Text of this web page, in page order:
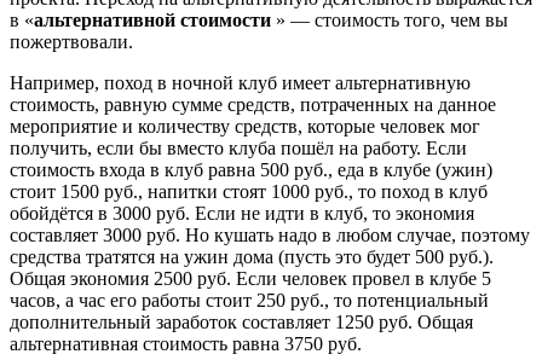
в «альтернативной стоимости » — стоимость того, чем вы
пожертвовали.
Например, поход в ночной клуб имеет альтернативную
стоимость, равную сумме средств, потраченных на данное
мероприятие и количеству средств, которые человек мог
получить, если бы вместо клуба пошёл на работу. Если
стоимость входа в клуб равна 500 руб., еда в клубе (ужин)
стоит 1500 руб., напитки стоят 1000 руб., то поход в клуб
обойдётся в 3000 руб. Если не идти в клуб, то экономия
составляет 3000 руб. Но кушать надо в любом случае, поэтому
средства тратятся на ужин дома (пусть это будет 500 руб.).
Общая экономия 2500 руб. Если человек провел в клубе 5
часов, а час его работы стоит 250 руб., то потенциальный
дополнительный заработок составляет 1250 руб. Общая
альтернативная стоимость равна 3750 руб.